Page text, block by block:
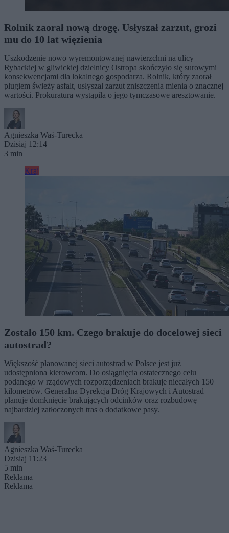
Rolnik zaorał nową drogę. Usłyszał zarzut, grozi
mu do 10 lat więzienia
Uszkodzenie nowo wyremontowanej nawierzchni na ulicy
Rybackiej w gliwickiej dzielnicy Ostropa skończyło się surowymi
konsekwencjami dla lokalnego gospodarza. Rolnik, który zaorał
pługiem świeży asfalt, usłyszał zarzut zniszczenia mienia o znacznej
wartości. Prokuratura wystąpiła o jego tymczasowe aresztowanie.
Agnieszka Waś-Turecka
Dzisiaj 12:14
3 min
Kraj
Zostało 150 km. Czego brakuje do docelowej sieci
autostrad?
Większość planowanej sieci autostrad w Polsce jest już
udostępniona kierowcom. Do osiągnięcia ostatecznego celu
podanego w rządowych rozporządzeniach brakuje niecałych 150
kilometrów. Generalna Dyrekcja Dróg Krajowych i Autostrad
planuje domknięcie brakujących odcinków oraz rozbudowę
najbardziej zatłoczonych tras o dodatkowe pasy.
Agnieszka Waś-Turecka
Dzisiaj 11:23
5 min
Reklama
Reklama